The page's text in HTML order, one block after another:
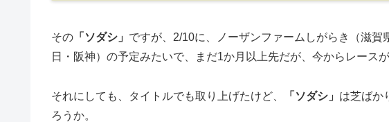
その 「ソダシ」 ですが、2/10に、ノーザンファームしがらき（滋賀
日・阪神）の予定みたいで、まだ1か月以上先だが、今からレース
それにしても、タイトルでも取り上げたけど、 「ソダシ」 は芝ばか
ろうか。